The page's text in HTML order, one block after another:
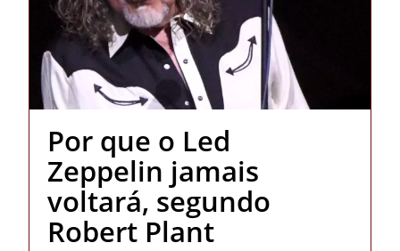
Por que o Led
Zeppelin jamais
voltará, segundo
Robert Plant